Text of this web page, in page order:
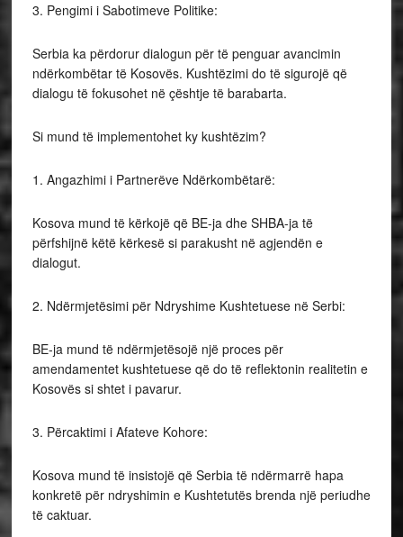
3. Pengimi i Sabotimeve Politike:
Serbia ka përdorur dialogun për të penguar avancimin
ndërkombëtar të Kosovës. Kushtëzimi do të sigurojë që
dialogu të fokusohet në çështje të barabarta.
Si mund të implementohet ky kushtëzim?
1. Angazhimi i Partnerëve Ndërkombëtarë:
Kosova mund të kërkojë që BE-ja dhe SHBA-ja të
përfshijnë këtë kërkesë si parakusht në agjendën e
dialogut.
2. Ndërmjetësimi për Ndryshime Kushtetuese në Serbi:
BE-ja mund të ndërmjetësojë një proces për
amendamentet kushtetuese që do të reflektonin realitetin e
Kosovës si shtet i pavarur.
3. Përcaktimi i Afateve Kohore:
Kosova mund të insistojë që Serbia të ndërmarrë hapa
konkretë për ndryshimin e Kushtetutës brenda një periudhe
të caktuar.